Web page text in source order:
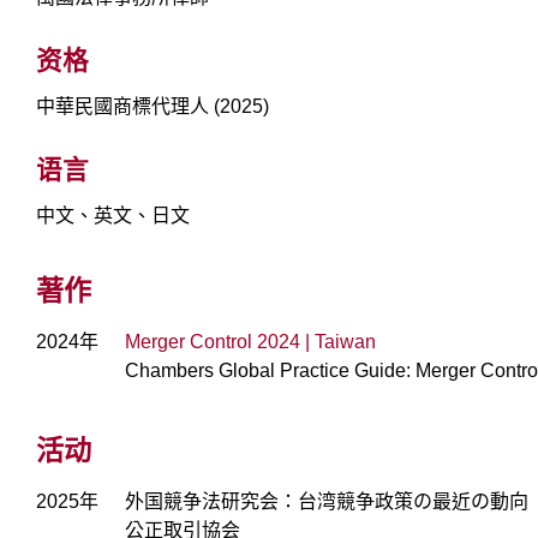
资格
中華民國商標代理人 (2025)
语言
中文、英文、日文
著作
2024年
Merger Control 2024 | Taiwan
Chambers Global Practice Guide: Merger
活动
2025年
外国競争法研究会：台湾競争政策の最近の動向
公正取引協会